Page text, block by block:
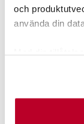
och
använda din
Identifiera
specifika
ANDRA TITTADE